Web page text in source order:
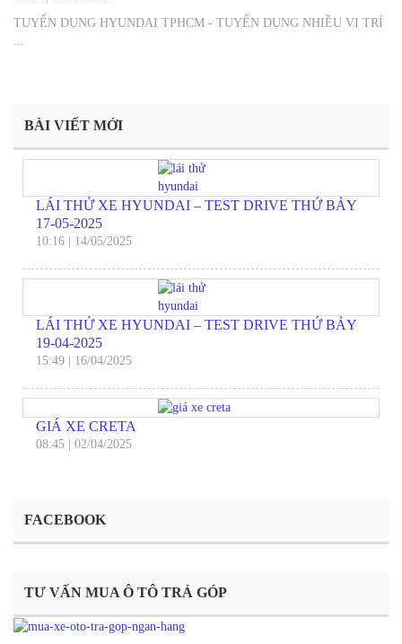
TUYỂN DỤNG HYUNDAI TPHCM - TUYỂN DỤNG NHIỀU VỊ TRÍ
...
BÀI VIẾT MỚI
LÁI THỬ XE HYUNDAI – TEST DRIVE THỨ BẢY
17-05-2025
10:16 14/05/2025
LÁI THỬ XE HYUNDAI – TEST DRIVE THỨ BẢY
19-04-2025
15:49 16/04/2025
GIÁ XE CRETA
08:45 02/04/2025
FACEBOOK
TƯ VẤN MUA Ô TÔ TRẢ GÓP